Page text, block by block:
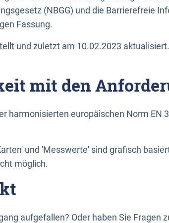
(NBGG) und die Barrierefreie
Fassung.
und zuletzt am 10.02.2023
mit den
harmonisierten europäischen Norm EN
und 'Messwerte' sind grafisch
möglich.
aufgefallen? Oder haben Sie Fragen